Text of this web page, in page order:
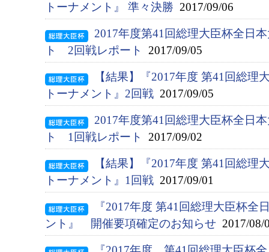
トーナメント』 準々決勝 2017/09/06
2017年度第41回総理大臣杯全日
ト 2回戦レポート
2017/09/05
【結果】『2017年度 第41回総理
トーナメント』2回戦 2017/09/05
2017年度第41回総理大臣杯全日
ト 1回戦レポート
2017/09/02
【結果】『2017年度 第41回総理
トーナメント』1回戦 2017/09/01
『2017年度 第41回総理大臣杯全
ント』 開催要項確定のお知らせ 2017/08/